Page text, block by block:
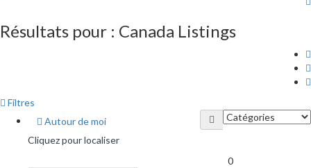
Résultats pour : Canada Listings
Filtres
Autour de moi
Cliquez pour localiser
0